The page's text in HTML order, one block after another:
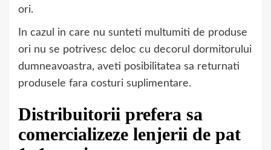
ori.
In cazul in care nu sunteti multumiti de produse
ori nu se potrivesc deloc cu decorul dormitorului
dumneavoastra, aveti posibilitatea sa returnati
produsele fara costuri suplimentare.
Distribuitorii prefera sa
comercializeze lenjerii de pat